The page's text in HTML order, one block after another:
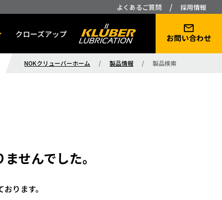
よくあるご質問 / 採用情報
クローズアップ お問い合わせ
NOKクリューバーホーム / 製品情報 / 製品検索
せんでした。
ります。